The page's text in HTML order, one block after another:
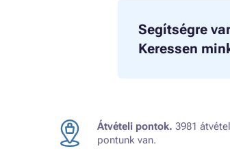
Segítségre
Keressen
Átvételi pontok. 3981
pontunk van.